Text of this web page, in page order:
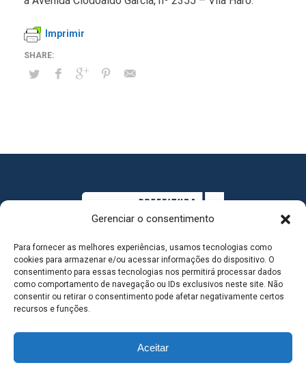
Gerenciar o consentimento
Para fornecer as melhores experiências, usamos tecnologias como
cookies para armazenar e/ou acessar informações do dispositivo. O
consentimento para essas tecnologias nos permitirá processar dados
como comportamento de navegação ou IDs exclusivos neste site. Não
consentir ou retirar o consentimento pode afetar negativamente certos
recursos e funções.
Aceitar
Imprimir
MAPA DO SITE